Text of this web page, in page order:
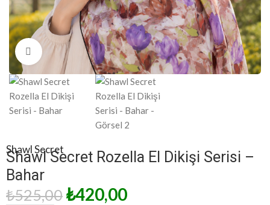
Click to enlarge
Shawl Secret
Shawl Secret Rozella El Dikişi Serisi –
Bahar
₺525,00 ₺420,00